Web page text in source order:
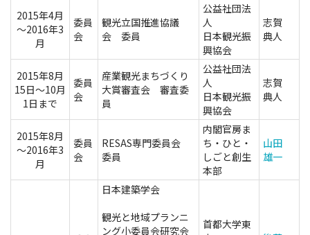
2015年4月
～2016年3
月
委員
会
観光立国推進協議
会 委員
公益社団法
人
日本観光振
興協会
志賀
典人
2015年8月
15日～10月
1日まで
委員
会
産業観光まちづくり
大賞審査会 審査委
員
公益社団法
人
日本観光振
興協会
志賀
典人
2015年8月
～2016年3
月
委員
会
RESAS専門委員会
委員
内閣官房ま
ち・ひと・
しごと創生
本部
山田
雄一
日本建築学会
観光と地域プランニ
ング小委員会研究会
首都大学東